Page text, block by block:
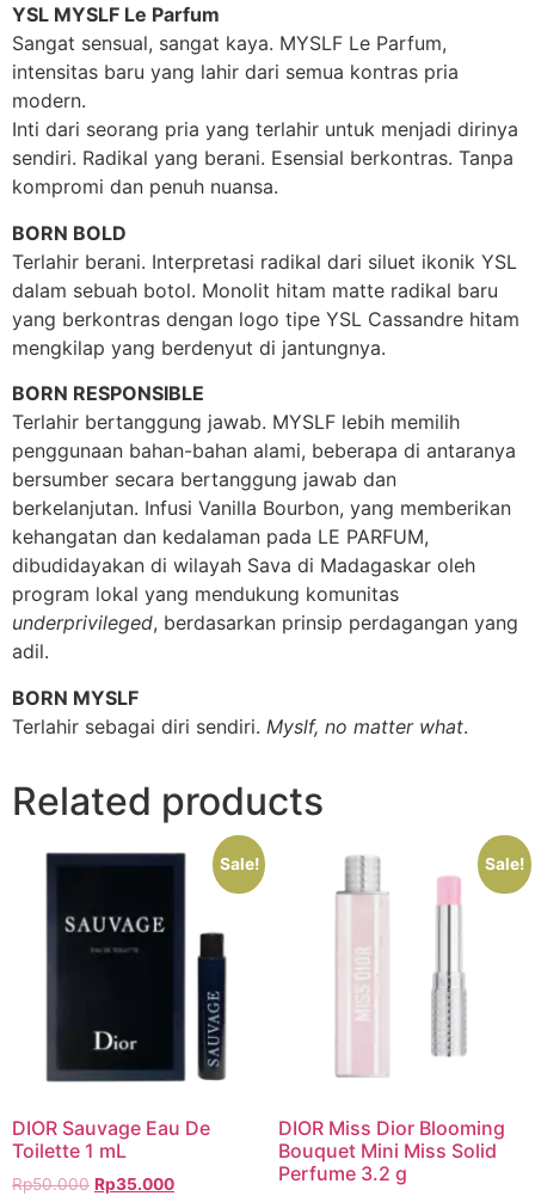
YSL MYSLF Le Parfum
Sangat sensual, sangat kaya. MYSLF Le Parfum,
intensitas baru yang lahir dari semua kontras pria
modern.
Inti dari seorang pria yang terlahir untuk menjadi dirinya
sendiri. Radikal yang berani. Esensial berkontras. Tanpa
kompromi dan penuh nuansa.
BORN BOLD
Terlahir berani. Interpretasi radikal dari siluet ikonik YSL
dalam sebuah botol. Monolit hitam matte radikal baru
yang berkontras dengan logo tipe YSL Cassandre hitam
mengkilap yang berdenyut di jantungnya.
BORN RESPONSIBLE
Terlahir bertanggung jawab. MYSLF lebih memilih
penggunaan bahan-bahan alami, beberapa di antaranya
bersumber secara bertanggung jawab dan
berkelanjutan. Infusi Vanilla Bourbon, yang memberikan
kehangatan dan kedalaman pada LE PARFUM,
dibudidayakan di wilayah Sava di Madagaskar oleh
program lokal yang mendukung komunitas
underprivileged, berdasarkan prinsip perdagangan yang
adil.
BORN MYSLF
Terlahir sebagai diri sendiri. Myslf, no matter what.
Related products
Sale!
DIOR Sauvage Eau De
Toilette 1 mL
Rp50.000 Rp35.000
Sale!
DIOR Miss Dior Blooming
Bouquet Mini Miss Solid
Perfume 3.2 g